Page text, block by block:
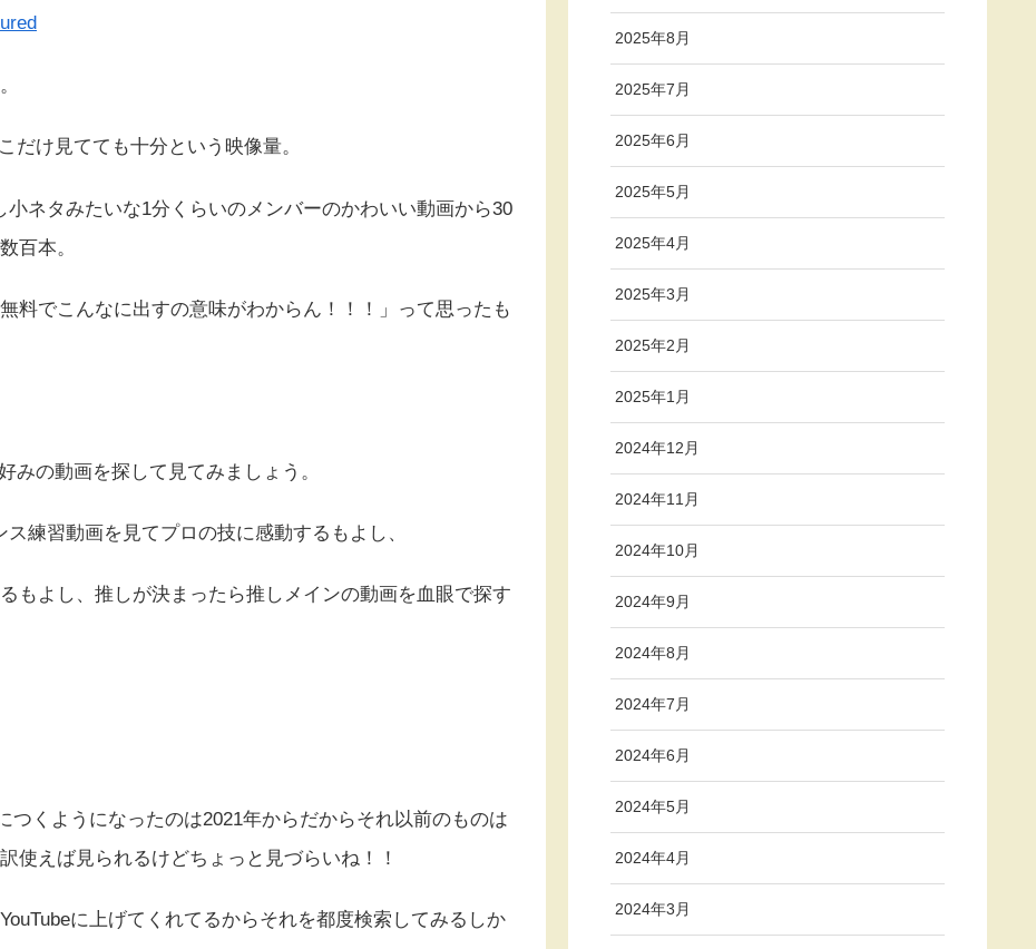
だけ見てても十分という映像量。
ネタみたいな1分くらいのメンバーのかわいい動画から30
百本。
料でこんなに出すの意味がわからん！！！」って思ったも
みの動画を探して見てみましょう。
練習動画を見てプロの技に感動するもよし、
もよし、推しが決まったら推しメインの動画を血眼で探す
つくようになったのは2021年からだからそれ以前のものは
使えば見られるけどちょっと見づらいね！！
に上げてくれてるからそれを都度検索してみるしか
2025年8月
2025年7月
2025年6月
2025年5月
2025年4月
2025年3月
2025年2月
2025年1月
2024年12月
2024年11月
2024年10月
2024年9月
2024年8月
2024年7月
2024年6月
2024年5月
2024年4月
2024年3月